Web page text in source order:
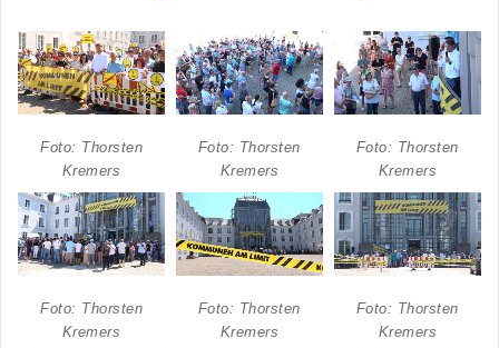
Foto: Thorsten
Kremers
Foto: Thorsten
Kremers
Foto: Thorsten
Kremers
Foto: Thorsten
Kremers
Foto: Thorsten
Kremers
Foto: Thorsten
Kremers